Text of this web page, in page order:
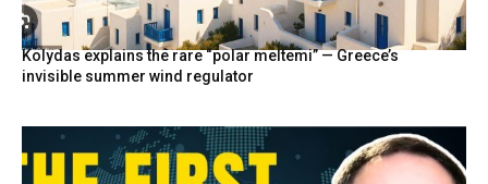
Kolydas explains the rare “polar meltemi” — Greece’s
invisible summer wind regulator